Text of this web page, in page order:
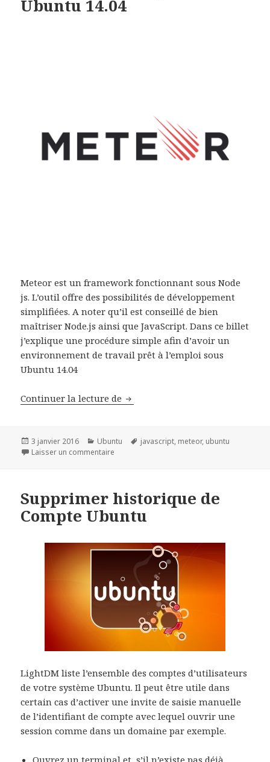
Ubuntu 14.04
Meteor est un framework fonctionnant sous Node
js. L’outil offre des possibilités de développement
simplifiées. A noter qu’il est conseillé de bien
maîtriser Node.js ainsi que JavaScript. Dans ce billet
j’explique une procédure simple afin d’avoir un
environnement de travail prêt à l’emploi sous
Ubuntu 14.04
Continuer la lecture de Installer Meteor js sous Ubuntu
Publié
le
3 janvier 2016 Catégories
Ubuntu
Mots-
javascript, meteor, ubuntu
Laisser un commentaire
Supprimer historique de
Compte Ubuntu
LightDM liste l’ensemble des comptes d’utilisateurs
de votre système Ubuntu. Il peut être utile dans
certain cas d’activer une invite de saisie manuelle
de l’identifiant de compte avec lequel ouvrir une
session comme dans un domaine par exemple.
Ouvrez un terminal et, s’il n’existe pas déjà,